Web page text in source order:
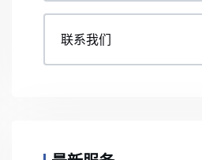
联系我们